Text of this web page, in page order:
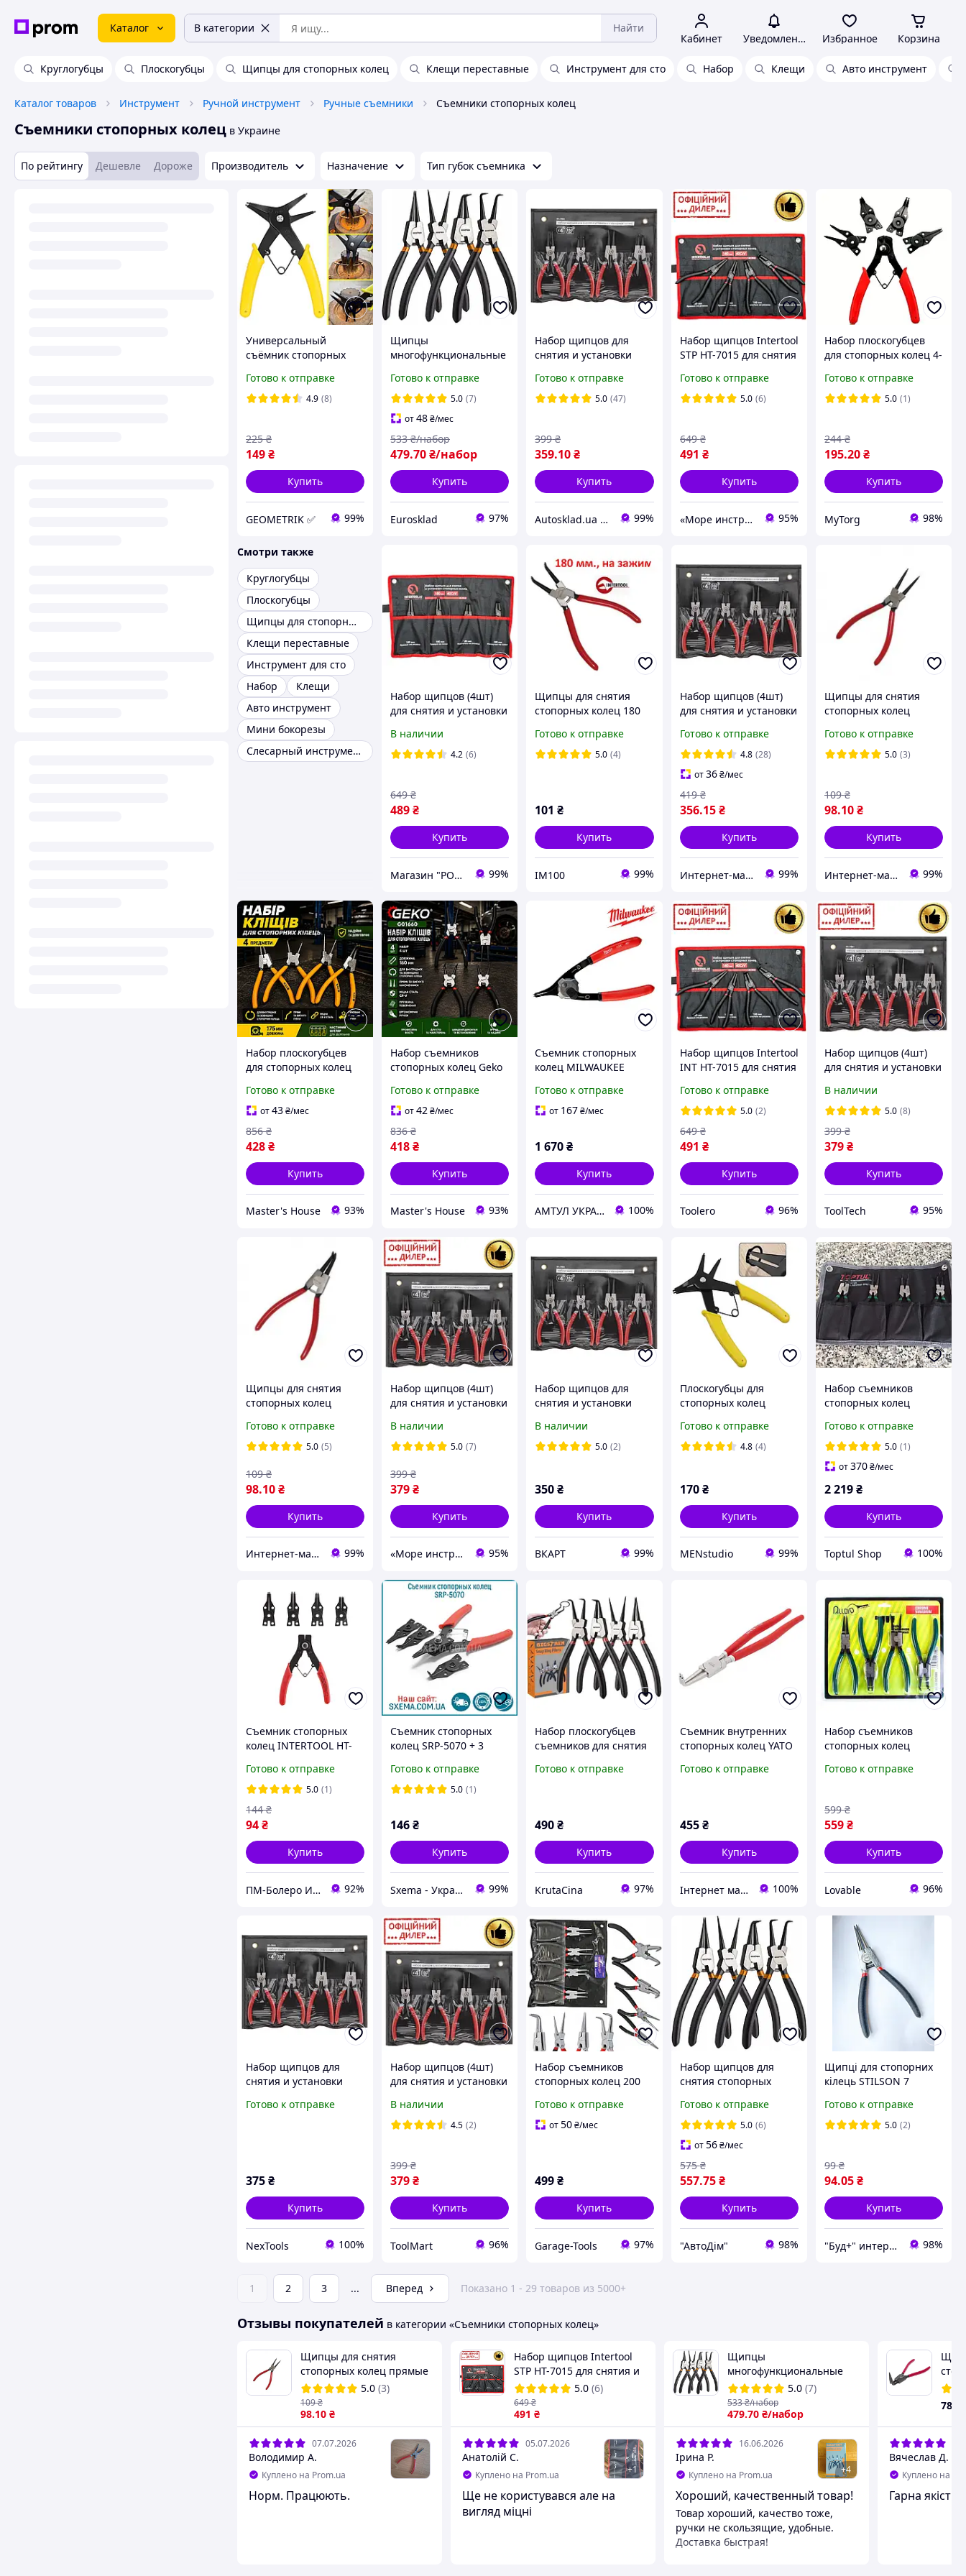
Каталог В категории Найти
Кабинет Уведомления Избранное Корзина
Круглогубцы Плоскогубцы Щипцы для стопорных колец Клещи переставные Инструмент для сто Набор Клещи Авто инструмент
Каталог товаров Инструмент Ручной инструмент Ручные съемники Съемники стопорных колец
Съемники стопорных колец в Украине
По рейтингу Дешевле Дороже Производитель Назначение Тип губок съемника
Универсальный
съёмник стопорных
Механический
съёмник с усиленной
Готово к отправке
4.9 (8)
149₴
225 ₴
Купить
GEOMETRIK ✅ 99%
Щипцы
многофункциональные
набор 4 шт Bigstren
(22159)
Готово к отправке
5.0 (7)
от48₴/мес
479.70₴/набор
533 ₴/набор
Купить
Eurosklad 97%
Набор щипцов для
снятия и установки
мм INTERTOOL HT-7001
Готово к отправке
5.0 (47)
359.10₴
399 ₴
Купить
Autosklad.ua – краски, автоэмали, герметики, лаки, наборы инструментов, компрессоры 99%
Набор щипцов Intertool
STP HT-7015 для снятия
колец (4шт. 180мм,
40CrV)
Готово к отправке
5.0 (6)
491 ₴
649 ₴
Купить
«Море инструментов» 95%
Набор плоскогубцев
для стопорных колец 4-
Готово к отправке
5.0 (1)
195.20₴
244 ₴
Купить
MyTorg 98%
Смотри также
Круглогубцы
Плоскогубцы
Щипцы для стопорных колец
Клещи переставные
Инструмент для сто
Набор
Клещи
Авто инструмент
Мини бокорезы
Слесарный инструмент
Набор щипцов (4шт)
для снятия и установки
180мм, 40CrV,
фосфатированные.
В наличии
4.2 (6)
489₴
649 ₴
Купить
Магазин "РОЗМАРИН" 99%
Щипцы для снятия
стопорных колец 180
HT-7012 (Код2573)
Готово к отправке
5.0 (4)
101 ₴
Купить
IM100 99%
Набор щипцов (4шт)
для снятия и установки
мм INTERTOOL HT-7001
Готово к отправке
4.8 (28)
от36 ₴/мес
356.15 ₴
419 ₴
Купить
Интернет-магазин "Willoas" 99%
Щипцы для снятия
стопорных колец
мм INTERTOOL HT-7011
Готово к отправке
5.0 (3)
98.10₴
109 ₴
Купить
Интернет-магазин "Willoas" 99%
Набор плоскогубцев
для стопорных колец
мм Плоскогубцы для
снятия стопорных
сталь
Готово к отправке
от43₴/мес
428₴
856 ₴
Купить
Master's House 93%
Набор съемников
стопорных колец Geko
Для внутренних и
внешних стопорных
Хромованадиевая
сталь Cr-V
Готово к отправке
от42 ₴/мес
418₴
836 ₴
Купить
Master's House 93%
Съемник стопорных
колец MILWAUKEE
Готово к отправке
от 167₴/мес
1 670₴
Купить
АМТУЛ УКРАИНА 100%
Набор щипцов Intertool
INT HT-7015 для снятия
колец (4шт. 180мм,
40CrV)
Готово к отправке
5.0 (2)
491 ₴
649 ₴
Купить
Toolero 96%
Набор щипцов (4шт)
для снятия и установки
мм Intertool TLT HT-
7001
В наличии
5.0 (8)
379₴
399 ₴
Купить
ToolTech 95%
Щипцы для снятия
стопорных колец
180 мм INTERTOOL HT-
7014
Готово к отправке
5.0 (5)
98.10₴
109 ₴
Купить
Интернет-магазин "Willoas" 99%
Набор щипцов (4шт)
для снятия и установки
мм Intertool STP HT-
7001
В наличии
5.0 (7)
379₴
399 ₴
Купить
«Море инструментов» 95%
Набор щипцов для
снятия и установки
150мм (4 шт)
В наличии
5.0 (2)
350₴
Купить
ВКАРТ 99%
Плоскогубцы для
стопорных колец
уникальной
конструкцией и
Готово к отправке
4.8 (4)
170 ₴
Купить
MENstudio 99%
Набор съемников
стопорных колец
GPAQ0401
Готово к отправке
5.0 (1)
от370₴/мес
2 219₴
Купить
Toptul Shop 100%
Съемник стопорных
колец INTERTOOL HT-
демонтажа стопорных
колец
Готово к отправке
5.0 (1)
94₴
144 ₴
Купить
ПМ-Болеро Инструмент 92%
Съемник стопорных
колец SRP-5070 + 3
Готово к отправке
5.0 (1)
146₴
Купить
Sxema - Украинский Интернет Радиорынок 99%
Набор плоскогубцев
съемников для снятия
Bigstreen 22159 4 шт
изогнутые прямые
Готово к отправке
490₴
Купить
KrutaCina 97%
Съемник внутренних
стопорных колец YATO
мм (YT-1995)
Готово к отправке
455 ₴
Купить
Інтернет магазин "ruchnyy_instrument_ua" 100%
Набор съемников
стопорных колец
Alloid 180 мм 7" 4
профессиональный
Готово к отправке
559₴
599 ₴
Купить
Lovable 96%
Набор щипцов для
снятия и установки
150мм (4шт)
Готово к отправке
375₴
Купить
NexTools 100%
Набор щипцов (4шт)
для снятия и установки
мм Intertool TMT HT-
7001
В наличии
4.5 (2)
379₴
399 ₴
Купить
ToolMart 96%
Набор съемников
стопорных колец 200
Готово к отправке
от50₴/мес
499₴
Купить
Garage-Tools 97%
Набор щипцов для
снятия стопорных
предмета (22159)
Готово к отправке
5.0 (6)
от56 ₴/мес
557.75 ₴
575 ₴
Купить
"АвтоДім" 98%
Щипці для стопорних
кілець STILSON 7
Готово к отправке
5.0 (2)
94.05₴
99 ₴
Купить
"Буд+" интернет-магазин инструментов и лебёдок 98%
1 2 3 ... Вперед Показано 1 - 29 товаров из 5000+
Отзывы покупателей в категории «Съемники стопорных колец»
Щипцы для снятия
стопорных колец прямые
на сжим 180 мм
INTERTOOL HT-7011
5.0 (3)
98.10 ₴
109₴
07.07.2026
Володимир А.
Куплено на Prom.ua
Норм. Працюють.
Набор щипцов Intertool
STP HT-7015 для снятия и
установки стопорных
колец (4шт. 180мм, 40CrV)
5.0 (6)
491 ₴
649₴
05.07.2026
Анатолій С.
Куплено на Prom.ua +1
Ще не користувався але на
вигляд міцні
Щипцы
многофункциональные
для стопорных колец
набор 4 шт Bigstren
(22159)
5.0 (7)
479.70 ₴/набор
533₴/набор
16.06.2026
Ірина Р.
Куплено на Prom.ua +4
Хороший, качественный товар!
Товар хороший, качество тоже,
ручки не скользящие, удобные.
Доставка быстрая!
788
Вячеслав Д.
Куплено на
Гарна